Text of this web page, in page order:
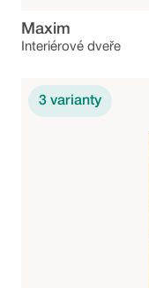
Maxim
Interiérové dveře
3 varianty